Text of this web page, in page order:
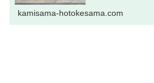
kamisama-hotokesama.com